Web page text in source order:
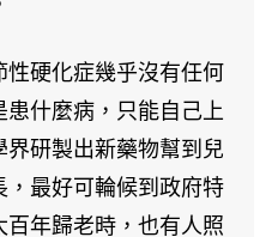
性硬化症幾乎沒有任何
什麼病，只能自己上
研製出新藥物幫到兒
最好可輪候到政府特
年歸老時，也有人照